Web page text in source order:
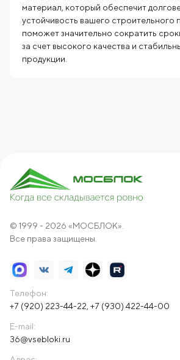
материал, который обеспечит
устойчивость вашего строительного
поможет значительно сократить
за счет высокого качества и
продукции.
© 1999 - 2026 «МОСБЛОК».
Все права защищены.
Телефон:
+7 (920) 223-44-22 +7 (930) 422-44-00
E-mail:
36@vsebloki.ru